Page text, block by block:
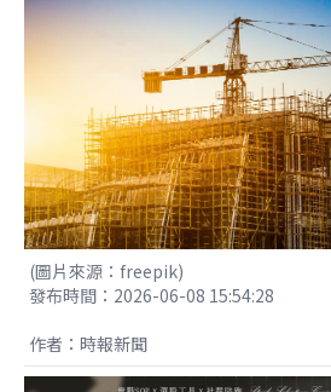
(圖片來源：freepik)
發布時間：2026-06-08 15:54:28
作者：時報新聞